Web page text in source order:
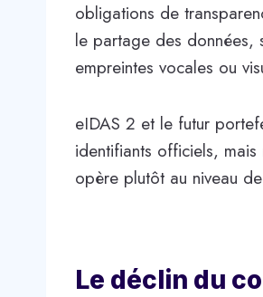
obligations de
le partage des données,
empreintes vocales ou
eIDAS 2 et le futur
identifiants officiels, mais
opère plutôt au niveau
Le déclin du